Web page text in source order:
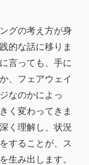
グの考え方が身
的な話に移りま
言っても、手に
、フェアウェイ
なのかによっ
く変わってきま
く理解し、状況
することが、ス
生み出します。